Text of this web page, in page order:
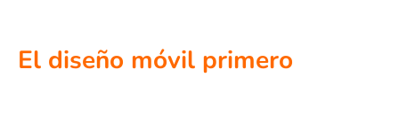
El diseño móvil primero